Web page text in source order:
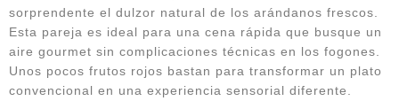
sorprendente el dulzor natural de los arándanos frescos.
Esta pareja es ideal para una cena rápida que busque un
aire gourmet sin complicaciones técnicas en los fogones.
Unos pocos frutos rojos bastan para transformar un plato
convencional en una experiencia sensorial diferente.